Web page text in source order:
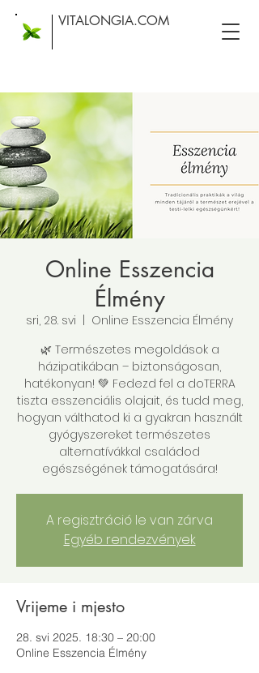
VITALONGIA.COM
Online Esszencia
Élmény
sri, 28. svi
Online Esszencia Élmény
🌿 Természetes megoldások a
házipatikában – biztonságosan,
hatékonyan! 💚 Fedezd fel a doTERRA
tiszta esszenciális olajait, és tudd meg,
hogyan válthatod ki a gyakran használt
gyógyszereket természetes
alternatívákkal családod
egészségének támogatására!
A regisztráció le van zárva
Egyéb rendezvények
Vrijeme i mjesto
28. svi 2025. 18:30 – 20:00
Online Esszencia Élmény